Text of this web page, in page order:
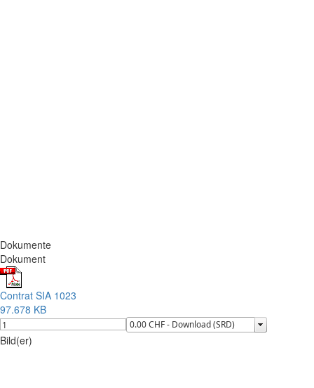
Dokumente
Dokument
Contrat SIA 1023
97.678 KB
Bild(er)